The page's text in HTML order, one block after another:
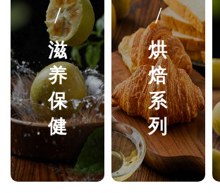
/
滋
养
保
健
/
烘
焙
系
列